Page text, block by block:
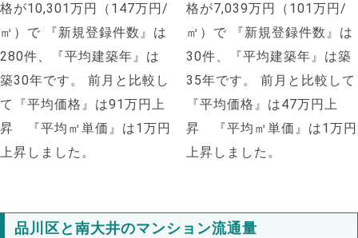
格が10,301万円（147万円/
㎡）で 『新規登録件数』は
280件、『平均建築年』は
築30年です。
前月と比較し
て『平均価格』は91万円上
昇 『平均㎡単価』は1万円
上昇しました。
格が7,039万円（101万円/
㎡）で 『新規登録件数』は
30件、『平均建築年』は築
35年です。
前月と比較して
『平均価格』は47万円上
昇 『平均㎡単価』は1万円
上昇しました。
品川区と南大井のマンション流通量